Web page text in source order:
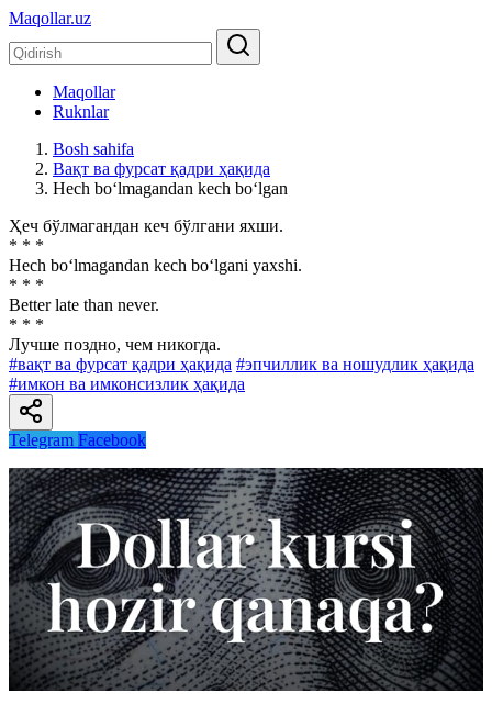
Maqollar.uz
Maqollar
Ruknlar
Bosh sahifa
Вақт ва фурсат қадри ҳақида
Hech bo‘lmagandan kech bo‘lgan
Ҳеч бўлмагандан кеч бўлгани яхши.
* * *
Hech bo‘lmagandan kech bo‘lgani yaxshi.
* * *
Better late than never.
* * *
Лучше поздно, чем никогда.
#вақт ва фурсат қадри ҳақида #эпчиллик ва ношудлик ҳақида
#имкон ва имконсизлик ҳақида
Telegram Facebook